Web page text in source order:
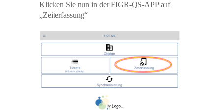
Klicken Sie nun in der FIGR-QS-APP auf
„Zeiterfassung“